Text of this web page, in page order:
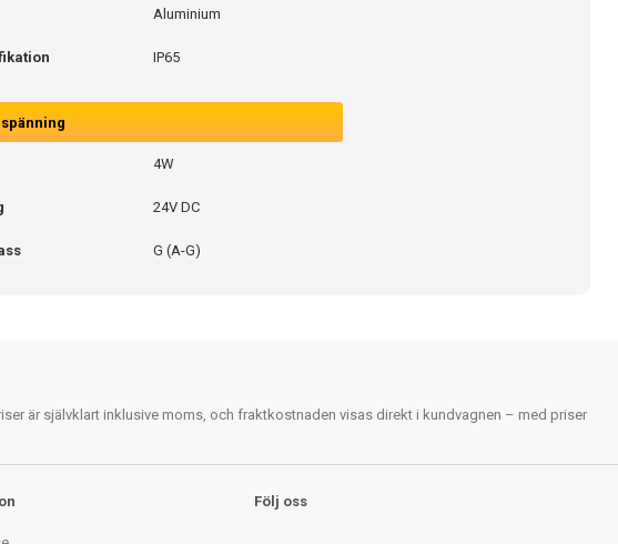
Aluminium
IP65
4W
24V DC
G (A-G)
är självklart inklusive moms, och fraktkostnaden visas direkt i kundvagnen – med priser
Följ oss